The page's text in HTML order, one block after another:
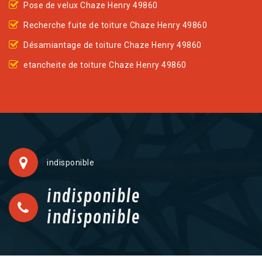
Pose de velux Chaze Henry 49860
Recherche fuite de toiture Chaze Henry 49860
Désamiantage de toiture Chaze Henry 49860
etancheite de toiture Chaze Henry 49860
indisponible
indisponible
indisponible